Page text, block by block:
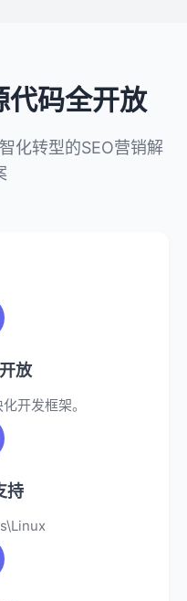
代码全开放
化转型的SEO营销解
放
开发框架。
持